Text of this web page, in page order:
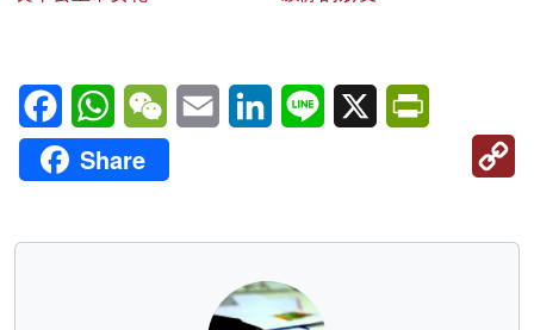
FacebookWhatsAppWeChatEmail LinkedInLine X
Share